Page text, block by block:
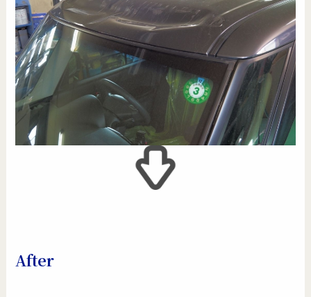
After